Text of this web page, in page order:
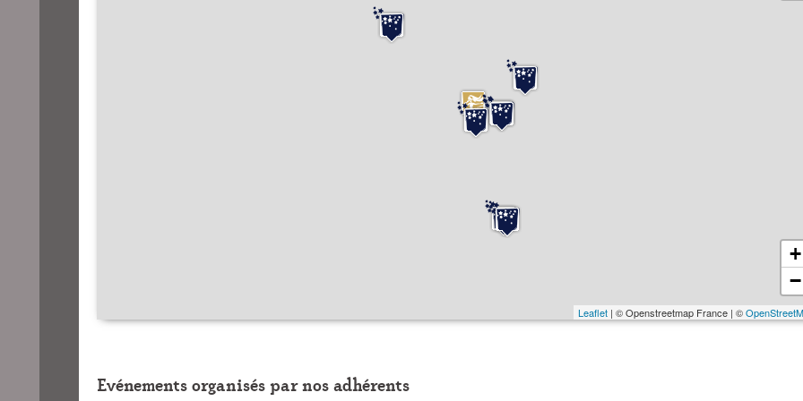
+
−
Leaflet| © Openstreetmap France | ©
Evénements organisés par nos adhérents